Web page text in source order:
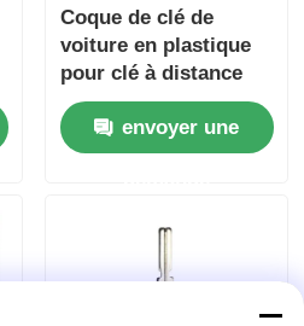
Coque de clé de
voiture en plastique
pour clé à distance
Toyota HYQ12BDM /
HYQ12BDP / GQ4-52T
envoyer une